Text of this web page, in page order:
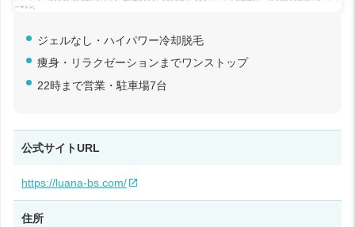
ジェルなし・ハイパワー冷却脱毛
痩身・リラクゼーションまでワンストップ
22時まで営業・駐車場7台
公式サイトURL
https://luana-bs.com/
住所